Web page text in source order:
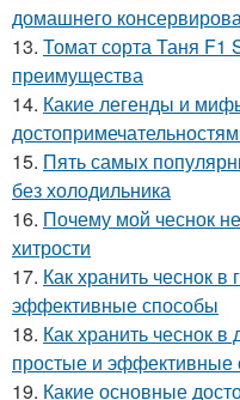
домашнего
13. Томат сорта Таня F1
преимущества
14. Какие легенды и
15. Пять самых
без холодильника
16. Почему мой чеснок
хитрости
17. Как хранить чеснок в
эффективные способы
18. Как хранить чеснок
простые и эффективные
19. Какие основные